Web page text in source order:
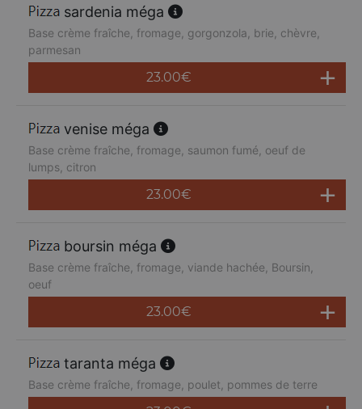
sardenia méga
Base crème fraîche, fromage, gorgonzola, brie, chèvre,
parmesan
23.00€
venise méga
Base crème fraîche, fromage, saumon fumé, oeuf de
lumps, citron
23.00€
boursin méga
Base crème fraîche, fromage, viande hachée, Boursin,
oeuf
23.00€
taranta méga
Base crème fraîche, fromage, poulet, pommes de terre